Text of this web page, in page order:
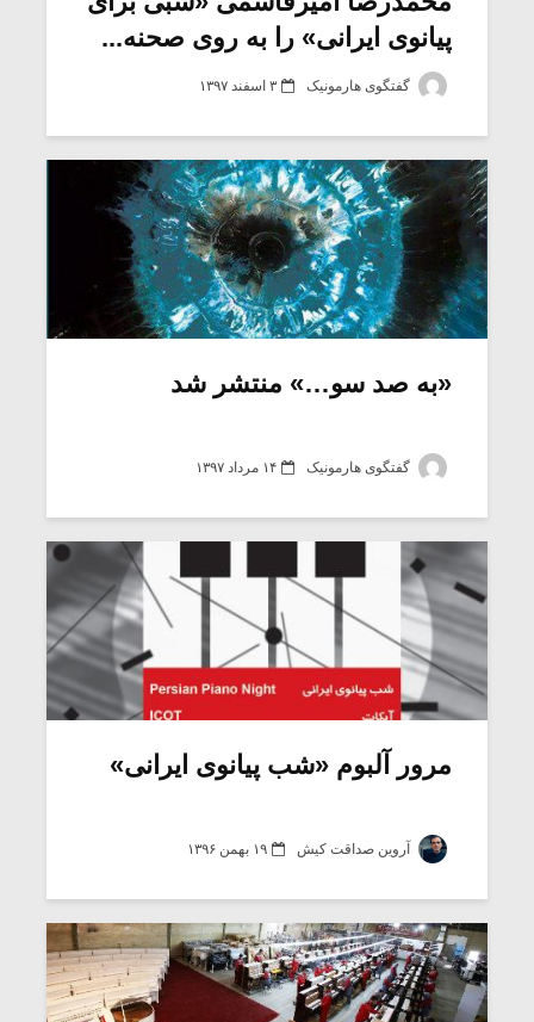
پیانوی ایرانی» را به روی صحنه...
گفتگوی هارمونیک ۳ اسفند ۱۳۹۷
«به صد سو…» منتشر شد
گفتگوی هارمونیک ۱۴ مرداد ۱۳۹۷
مرور آلبوم «شب پیانوی ایرانی»
آروین صداقت کیش ۱۹ بهمن ۱۳۹۶